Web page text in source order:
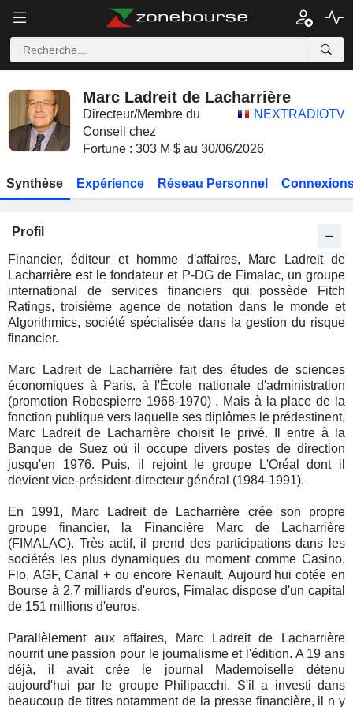
Marc Ladreit de Lacharrière
Directeur/Membre du
Conseil chez
NEXTRADIOTV
Fortune : 303 M $ au 30/06/2026
Synthèse Expérience Réseau Personnel
Profil
Financier, éditeur et homme d'affaires, Marc Ladreit de
Lacharrière est le fondateur et P-DG de Fimalac, un groupe
international de services financiers qui possède Fitch
Ratings, troisième agence de notation dans le monde et
Algorithmics, société spécialisée dans la gestion du risque
financier.
Marc Ladreit de Lacharrière fait des études de sciences
économiques à Paris, à l'École nationale d'administration
(promotion Robespierre 1968-1970) . Mais à la place de la
fonction publique vers laquelle ses diplômes le prédestinent,
Marc Ladreit de Lacharrière choisit le privé. Il entre à la
Banque de Suez où il occupe divers postes de direction
jusqu'en 1976. Puis, il rejoint le groupe L'Oréal dont il
devient vice-président-directeur général (1984-1991).
En 1991, Marc Ladreit de Lacharrière crée son propre
groupe financier, la Financière Marc de Lacharrière
(FIMALAC). Très actif, il prend des participations dans les
sociétés les plus dynamiques du moment comme Casino,
Flo, AGF, Canal + ou encore Renault. Aujourd'hui cotée en
Bourse à 2,7 milliards d'euros, Fimalac dispose d'un capital
de 151 millions d'euros.
Parallèlement aux affaires, Marc Ladreit de Lacharrière
nourrit une passion pour le journalisme et l'édition. A 19 ans
déjà, il avait crée le journal Mademoiselle détenu
aujourd'hui par le groupe Philipacchi. S'il a investi dans
beaucoup de titres notamment de la presse financière, il n y